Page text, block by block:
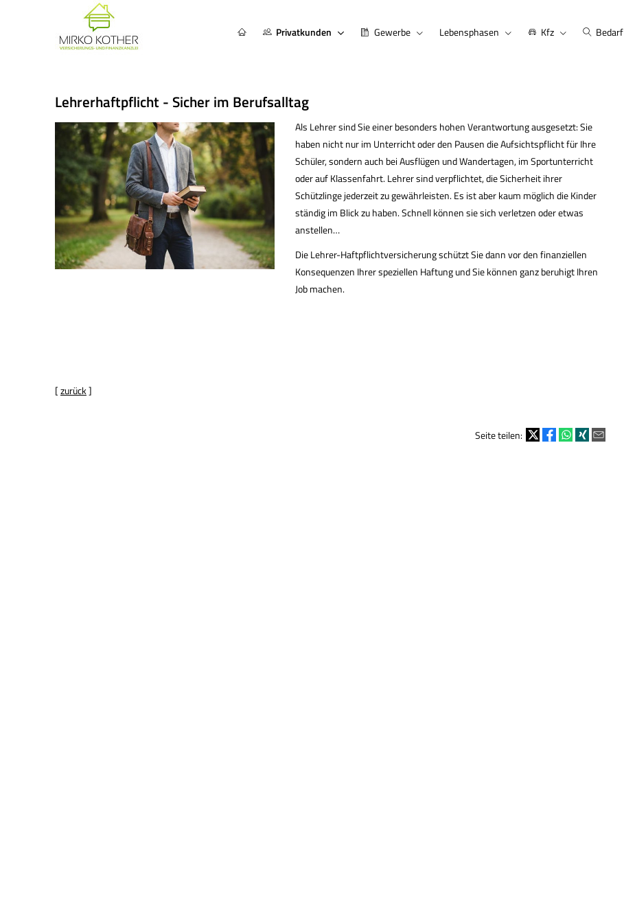
Privatkunden Gewerbe Lebensphasen Kfz Bedarf
Lehrerhaftpflicht - Sicher im Berufsalltag
Als Lehrer sind Sie einer besonders hohen Verantwortung ausgesetzt: Sie
haben nicht nur im Unterricht oder den Pausen die Aufsichtspflicht für Ihre
Schüler, sondern auch bei Ausflügen und Wandertagen, im Sportunterricht
oder auf Klassenfahrt. Lehrer sind verpflichtet, die Sicherheit ihrer
Schützlinge jederzeit zu gewährleisten. Es ist aber kaum möglich die Kinder
ständig im Blick zu haben. Schnell können sie sich verletzen oder etwas
anstellen…
Die Lehrer-Haft­pflichtversicherung schützt Sie dann vor den finanziellen
Konsequenzen Ihrer speziellen Haftung und Sie können ganz beruhigt Ihren
Job machen.
[zurück]
Seite teilen: